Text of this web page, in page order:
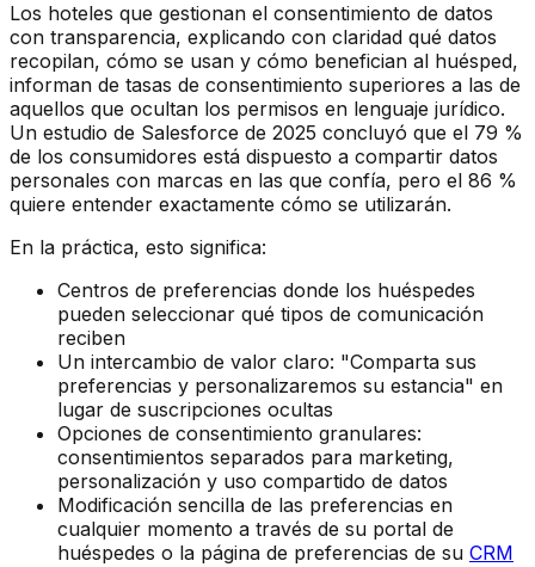
Los hoteles que gestionan el consentimiento de datos
con transparencia, explicando con claridad qué datos
recopilan, cómo se usan y cómo benefician al huésped,
informan de tasas de consentimiento superiores a las de
aquellos que ocultan los permisos en lenguaje jurídico.
Un estudio de Salesforce de 2025 concluyó que el 79 %
de los consumidores está dispuesto a compartir datos
personales con marcas en las que confía, pero el 86 %
quiere entender exactamente cómo se utilizarán.
En la práctica, esto significa:
Centros de preferencias donde los huéspedes
pueden seleccionar qué tipos de comunicación
reciben
Un intercambio de valor claro: "Comparta sus
preferencias y personalizaremos su estancia" en
lugar de suscripciones ocultas
Opciones de consentimiento granulares:
consentimientos separados para marketing,
personalización y uso compartido de datos
Modificación sencilla de las preferencias en
cualquier momento a través de su portal de
huéspedes o la página de preferencias de su CRM